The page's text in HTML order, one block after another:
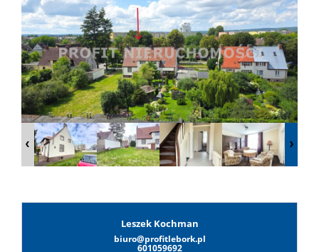
Dzialki
Lokale
Hale
Leaflet
Leszek Kochman
biuro@profitlebork.pl
601059692